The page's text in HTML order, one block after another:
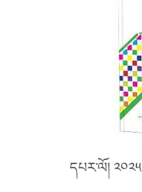
དཔར་ལོ། ༢༠༢༥